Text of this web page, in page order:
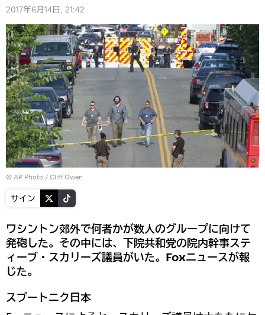
2017年6月14日, 21:42
© AP Photo / Cliff Owen
サイン
ワシントン郊外で何者かが数人のグループに向けて
発砲した。その中には、下院共和党の院内幹事ステ
ィーブ・スカリーズ議員がいた。Foxニュースが報
じた。
スプートニク日本